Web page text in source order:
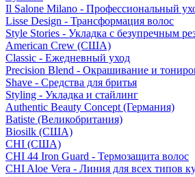
Il Salone Milano - Профессиональный
Lisse Design - Трансформация волос
Style Stories - Укладка с безупречным
American Crew (США)
Classic - Ежедневный уход
Precision Blend - Окрашивание и
Shave - Средства для бритья
Styling - Укладка и стайлинг
Authentic Beauty Concept (Германия)
Batiste (Великобритания)
Biosilk (США)
CHI (США)
CHI 44 Iron Guard - Термозащита волос
CHI Aloe Vera - Линия для всех типов